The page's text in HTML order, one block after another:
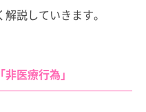
説していきます。
医療行為」